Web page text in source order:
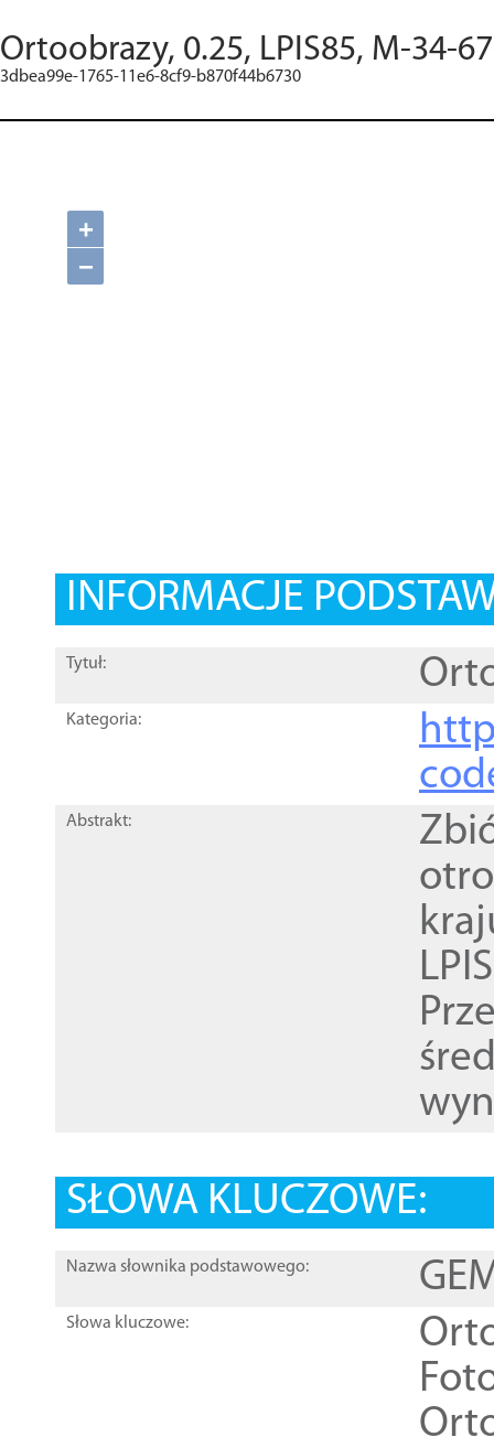
Ortoobrazy, 0.25, LPIS85, M-34-
3dbea99e-1765-11e6-8cf9-b870f44b6730
+
−
INFORMACJE
Tytuł:
Kategoria:
Abstrakt:
SŁOWA KLUCZOWE:
Nazwa słownika podstawowego:
Słowa kluczowe: